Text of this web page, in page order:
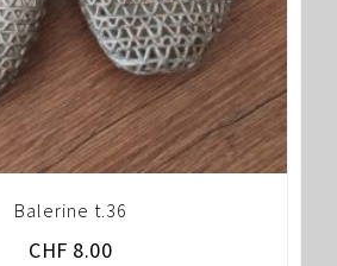
Balerine t.36
CHF 8.00